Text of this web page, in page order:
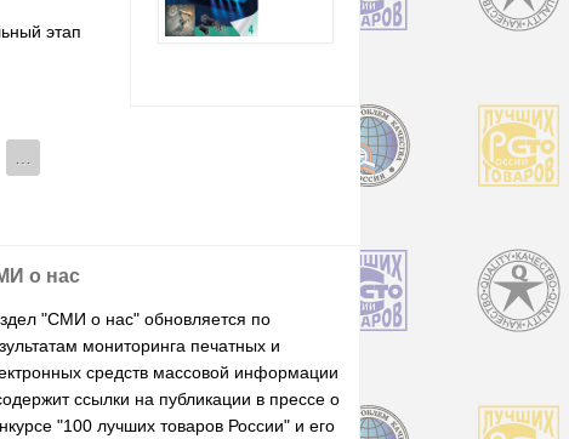
этап
о нас
"СМИ о нас" обновляется по
мониторинга печатных и
средств массовой информации
ссылки на публикации в прессе о
"100 лучших товаров России" и его